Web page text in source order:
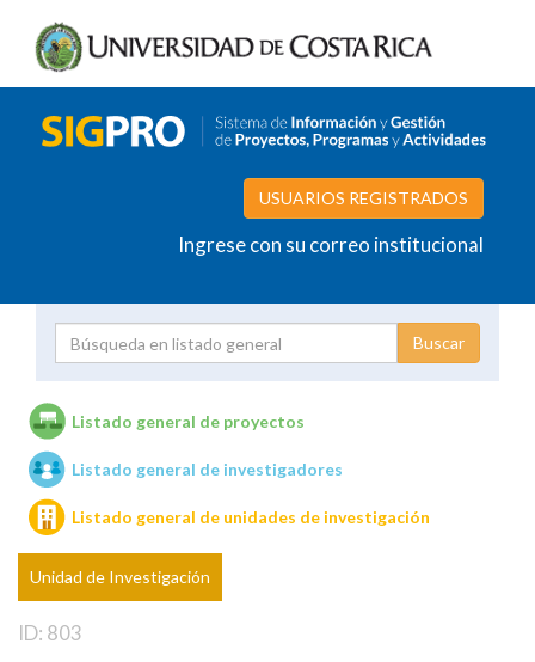
USUARIOS REGISTRADOS
Ingrese con su correo institucional
Unidades de investigación
Listado general de proyectos
Listado general de investigadores
Listado general de unidades de investigación
Unidad de Investigación
ID: 803